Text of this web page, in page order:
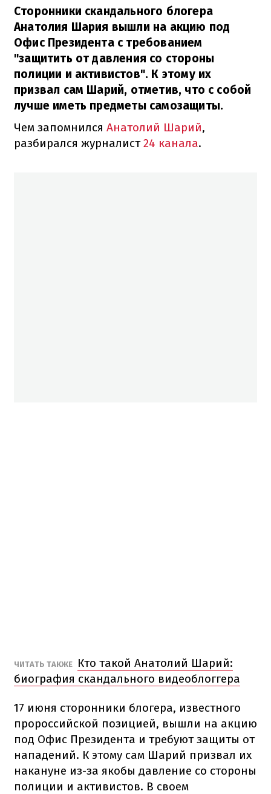
Сторонники скандального блогера
Анатолия Шария вышли на акцию под
Офис Президента с требованием
"защитить от давления со стороны
полиции и активистов". К этому их
призвал сам Шарий, отметив, что с собой
лучше иметь предметы самозащиты.
Чем запомнился Анатолий Шарий,
разбирался журналист24 канала.
ЧИТАТЬ ТАКЖЕ
Кто такой Анатолий Шарий:
биография скандального видеоблоггера
17 июня сторонники блогера, известного
пророссийской позицией, вышли на акцию
под Офис Президента и требуют защиты от
нападений. К этому сам Шарий призвал их
накануне из-за якобы давление со стороны
полиции и активистов. В своем